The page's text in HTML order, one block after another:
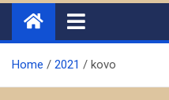
Home 2021 kovo